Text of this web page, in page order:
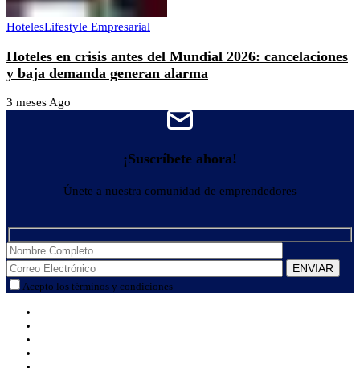
HotelesLifestyle Empresarial
Hoteles en crisis antes del Mundial 2026: cancelaciones
y baja demanda generan alarma
3 meses Ago
¡Suscríbete ahora!
Únete a nuestra comunidad de emprendedores
Acepto los términos y condiciones